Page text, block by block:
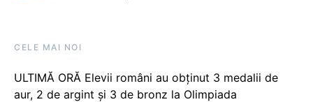
CELE MAI NOI
ULTIMĂ ORĂ Elevii români au obținut 3 medalii de
aur, 2 de argint și 3 de bronz la Olimpiada